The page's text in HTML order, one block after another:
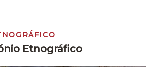
Etnográfico